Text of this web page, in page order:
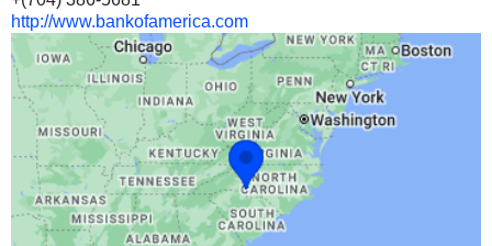
http://www.bankofamerica.com